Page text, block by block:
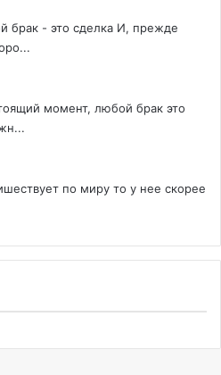
брак - это сделка И, прежде
момент, любой брак это
по миру то у нее скорее